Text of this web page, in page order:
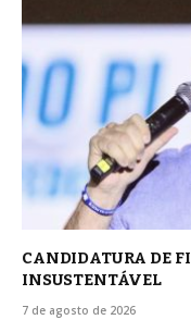
CANDIDATURA DE
INSUSTENTÁVEL
7 de agosto de 2026